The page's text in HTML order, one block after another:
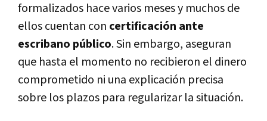
formalizados hace varios meses y muchos de
ellos cuentan con certificación ante
escribano público. Sin embargo, aseguran
que hasta el momento no recibieron el dinero
comprometido ni una explicación precisa
sobre los plazos para regularizar la situación.